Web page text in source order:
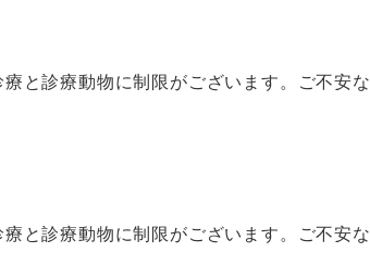
と診療動物に制限がございます。ご不安
と診療動物に制限がございます。ご不安